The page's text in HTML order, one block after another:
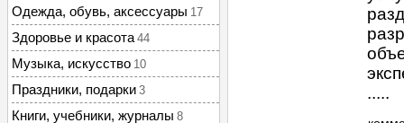
Одежда, обувь, аксессуары 17
Здоровье и красота 44
Музыка, искусство 10
Праздники, подарки 3
Книги, учебники, журналы 8
.....